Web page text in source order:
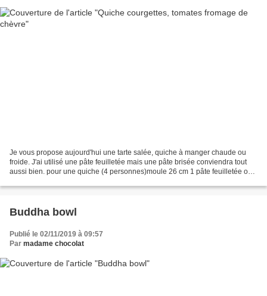
Je vous propose aujourd'hui une tarte salée, quiche à manger chaude ou
froide. J'ai utilisé une pâte feuilletée mais une pâte brisée conviendra tout
aussi bien. pour une quiche (4 personnes)moule 26 cm 1 pâte feuilletée ou
Buddha bowl
Publié le 02/11/2019 à 09:57
Par madame chocolat